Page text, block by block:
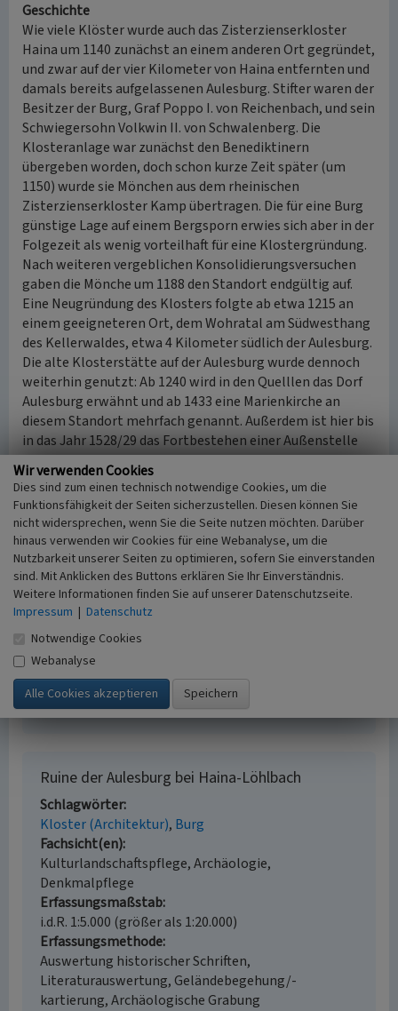
Geschichte
Wie viele Klöster wurde auch das Zisterzienserkloster
Haina um 1140 zunächst an einem anderen Ort gegründet,
und zwar auf der vier Kilometer von Haina entfernten und
damals bereits aufgelassenen Aulesburg. Stifter waren der
Besitzer der Burg, Graf Poppo I. von Reichenbach, und sein
Schwiegersohn Volkwin II. von Schwalenberg. Die
Klosteranlage war zunächst den Benediktinern
übergeben worden, doch schon kurze Zeit später (um
1150) wurde sie Mönchen aus dem rheinischen
Zisterzienserkloster Kamp übertragen. Die für eine Burg
günstige Lage auf einem Bergsporn erwies sich aber in der
Folgezeit als wenig vorteilhaft für eine Klostergründung.
Nach weiteren vergeblichen Konsolidierungsversuchen
gaben die Mönche um 1188 den Standort endgültig auf.
Eine Neugründung des Klosters folgte ab etwa 1215 an
einem geeigneteren Ort, dem Wohratal am Südwesthang
des Kellerwaldes, etwa 4 Kilometer südlich der Aulesburg.
Die alte Klosterstätte auf der Aulesburg wurde dennoch
weiterhin genutzt: Ab 1240 wird in den Quelllen das Dorf
Aulesburg erwähnt und ab 1433 eine Marienkirche an
diesem Standort mehrfach genannt. Außerdem ist hier bis
in das Jahr 1528/29 das Fortbestehen einer Außenstelle
des Klosters Haina nachweisbar.
(hessenARCHÄOLOGIE, 2015)
Literatur
Knappe, Rudolf (2000) Mittelalterliche Burgen in
Hessen. Gudensberg-Gleichen.
Sippel, Klaus (2003)
(Kloster). Führungsblatt zum Gründungsort des
Zisterzienserklosters Haina im Kreis Waldeck-
Frankenberg. (Archäologische Denkmäler in Hessen,
156.) Wiesbaden.
Ruine der Aulesburg bei Haina-Löhlbach
Schlagwörter
Kloster (Architektur) Burg
Fachsicht(en)
Kulturlandschaftspflege, Archäologie,
Denkmalpflege
Erfassungsmaßstab
i.d.R. 1:5.000 (größer als 1:20.000)
Erfassungsmethode
Auswertung historischer Schriften,
Literaturauswertung, Geländebegehung/-
kartierung, Archäologische Grabung
Wir verwenden Cookies
Dies sind zum einen technisch notwendige Cookies, um die
Funktionsfähigkeit der Seiten sicherzustellen. Diesen können Sie
nicht widersprechen, wenn Sie die Seite nutzen möchten. Darüber
hinaus verwenden wir Cookies für eine Webanalyse, um die
Nutzbarkeit unserer Seiten zu optimieren, sofern Sie einverstanden
sind. Mit Anklicken des Buttons erklären Sie Ihr Einverständnis.
Weitere Informationen finden Sie auf unserer Datenschutzseite.
Impressum | Datenschutz
Notwendige Cookies
Webanalyse